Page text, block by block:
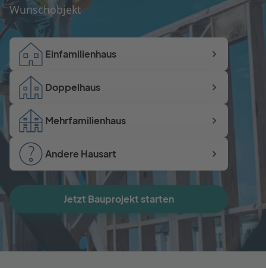
Wunschobjekt
Einfamilienhaus
Doppelhaus
Mehrfamilienhaus
Andere Hausart
Jetzt Bauprojekt starten